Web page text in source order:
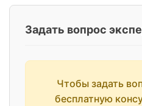
Задать вопрос
Чтобы задать
бесплатную